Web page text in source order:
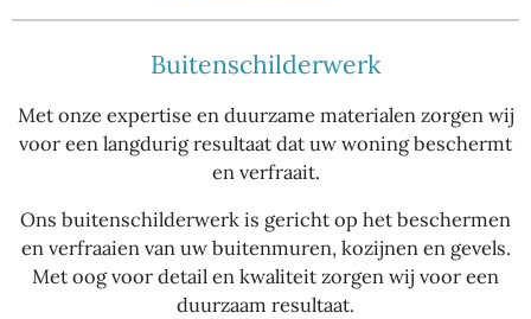
Buitenschilderwerk
Met onze expertise en duurzame materialen zorgen wij
voor een langdurig resultaat dat uw woning beschermt
en verfraait.
Ons buitenschilderwerk is gericht op het beschermen
en verfraaien van uw buitenmuren, kozijnen en gevels.
Met oog voor detail en kwaliteit zorgen wij voor een
duurzaam resultaat.